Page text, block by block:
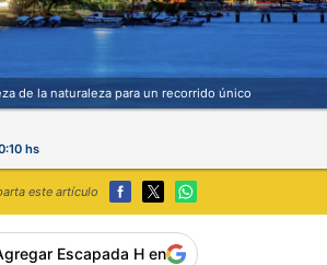
de la naturaleza para un recorrido único
hs
este artículo
Escapada H en